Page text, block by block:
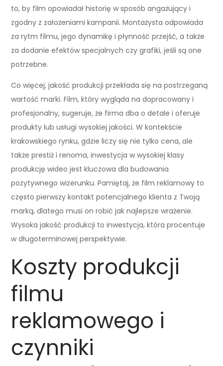
to, by film opowiadał historię w sposób angażujący i
zgodny z założeniami kampanii. Montażysta odpowiada
za rytm filmu, jego dynamikę i płynność przejść, a także
za dodanie efektów specjalnych czy grafiki, jeśli są one
potrzebne.
Co więcej, jakość produkcji przekłada się na postrzeganą
wartość marki. Film, który wygląda na dopracowany i
profesjonalny, sugeruje, że firma dba o detale i oferuje
produkty lub usługi wysokiej jakości. W kontekście
krakowskiego rynku, gdzie liczy się nie tylko cena, ale
także prestiż i renoma, inwestycja w wysokiej klasy
produkcję wideo jest kluczowa dla budowania
pozytywnego wizerunku. Pamiętaj, że film reklamowy to
często pierwszy kontakt potencjalnego klienta z Twoją
marką, dlatego musi on robić jak najlepsze wrażenie.
Wysoka jakość produkcji to inwestycja, która procentuje
w długoterminowej perspektywie.
Koszty produkcji
filmu
reklamowego i
czynniki